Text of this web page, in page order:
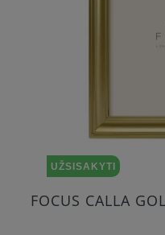
UŽSISAKYTI
FOCUS CALLA